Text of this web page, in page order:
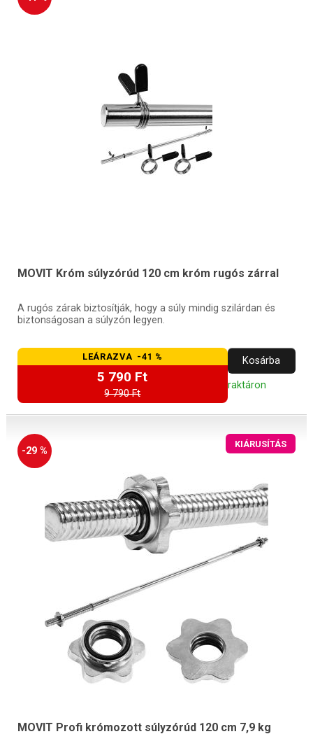
MOVIT Króm súlyzórúd 120 cm króm rugós zárral
A rugós zárak biztosítják, hogy a súly mindig szilárdan és
biztonságosan a súlyzón legyen.
LEÁRAZVA -41 %
5 790 Ft
9 790 Ft
Kosárba
raktáron
-29 %
KIÁRUSÍTÁS
MOVIT Profi krómozott súlyzórúd 120 cm 7,9 kg